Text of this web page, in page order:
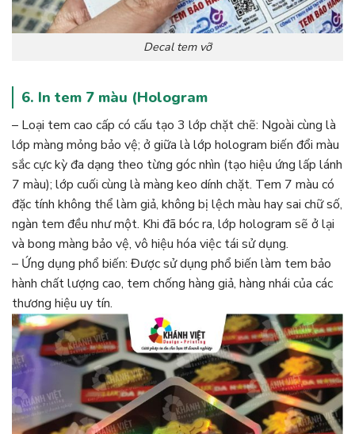
Decal tem vỡ
6. In tem 7 màu (Hologram
– Loại tem cao cấp có cấu tạo 3 lớp chặt chẽ: Ngoài cùng là
lớp màng mỏng bảo vệ; ở giữa là lớp hologram biến đổi màu
sắc cực kỳ đa dạng theo từng góc nhìn (tạo hiệu ứng lấp lánh
7 màu); lớp cuối cùng là màng keo dính chặt. Tem 7 màu có
đặc tính không thể làm giả, không bị lệch màu hay sai chữ số,
ngàn tem đều như một. Khi đã bóc ra, lớp hologram sẽ ở lại
và bong màng bảo vệ, vô hiệu hóa việc tái sử dụng.
– Ứng dụng phổ biến: Được sử dụng phổ biến làm tem bảo
hành chất lượng cao, tem chống hàng giả, hàng nhái của các
thương hiệu uy tín.